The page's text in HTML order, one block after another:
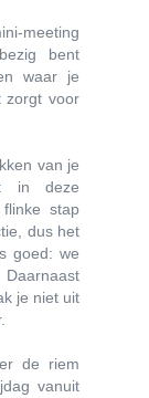
meeting
bent
waar je
zorgt voor
van je
in deze
stap
dus het
goed: we
je niet uit
de riem
vanuit